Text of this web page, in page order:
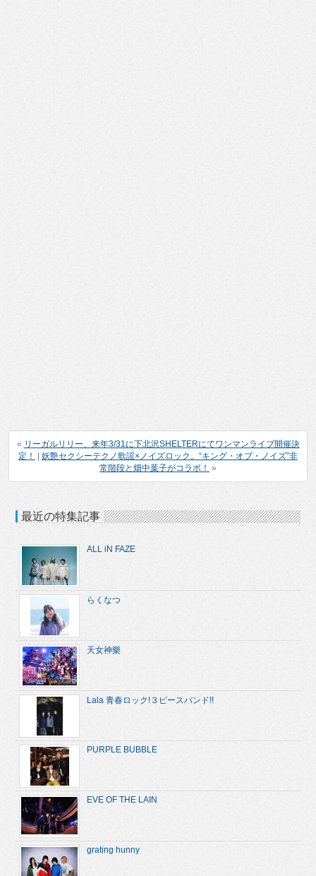
« リーガルリリー、来年3/31に下北沢SHELTERにてワンマンライブ開催決
定！
| 妖艶セクシーテクノ歌謡×ノイズロック。“キング・オブ・ノイズ”非
常階段と畑中葉子がコラボ！ »
最近の特集記事
ALL iN FAZE
らくなつ
天女神樂
Lala 青春ロック!３ピースバンド!!
PURPLE BUBBLE
EVE OF THE LAIN
grating hunny